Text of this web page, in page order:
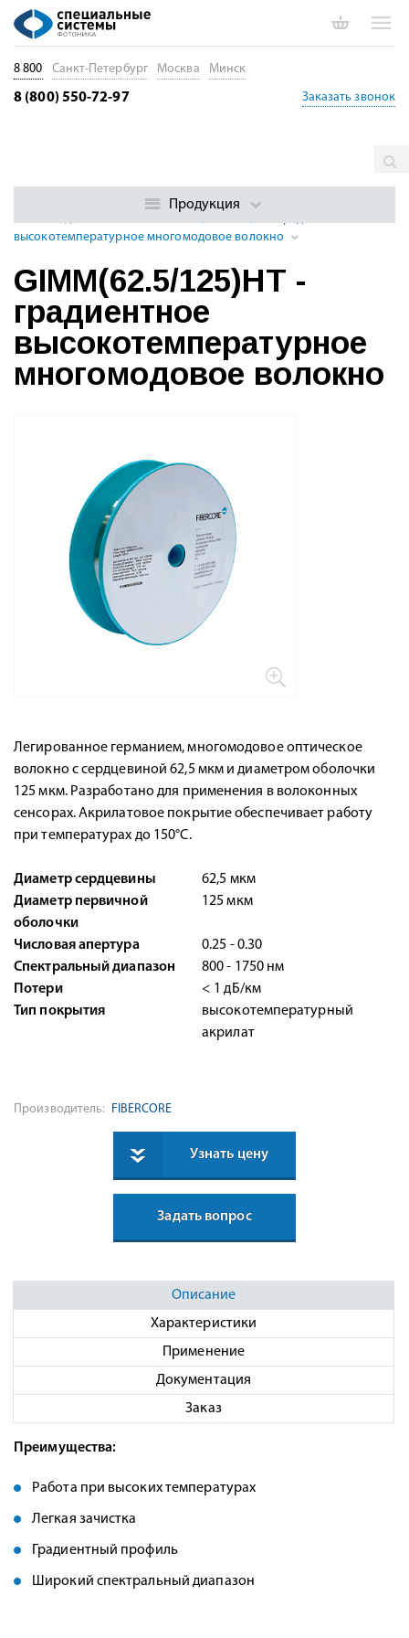
Многомодовые оптические волокна
Градиентные
высокотемпературное многомодовое волокно
GIMM(62.5/125)HT -
градиентное
высокотемпературное
многомодовое волокно
Легированное германием, многомодовое оптическое
волокно с сердцевиной 62,5 мкм и диаметром оболочки
125 мкм. Разработано для применения в волоконных
сенсорах. Акрилатовое покрытие обеспечивает работу
при температурах до 150°С.
Диаметр сердцевины
62,5 мкм
Диаметр первичной
оболочки
125 мкм
Числовая апертура
0.25 - 0.30
Спектральный диапазон
800 - 1750 нм
Потери
< 1 дБ/км
Тип покрытия
высокотемпературный
акрилат
Производитель: FIBERCORE
Узнать цену
Задать вопрос
Описание
Характеристики
Применение
Документация
Заказ
Преимущества:
Работа при высоких температурах
Легкая зачистка
Градиентный профиль
Широкий спектральный диапазон
8 800 Санкт-Петербург Москва Минск
8 (800) 550-72-97 Заказать звонок
Продукция